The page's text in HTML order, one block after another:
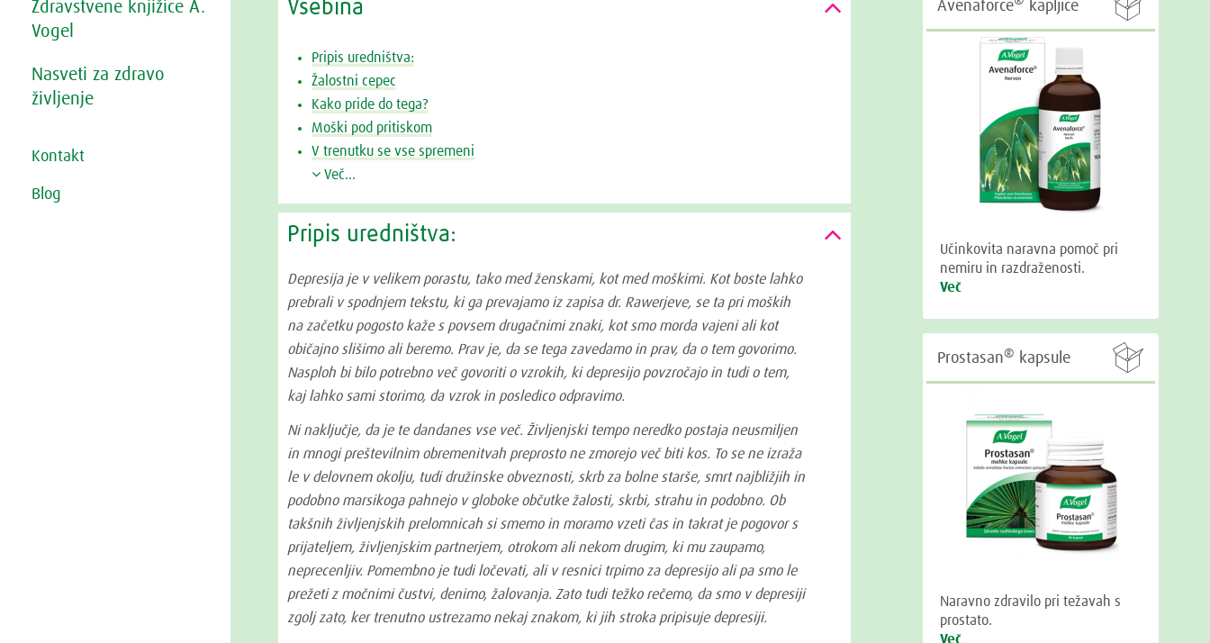
Zdravstvene knjižice A.
Vogel
Nasveti za zdravo
življenje
Kontakt
Blog
Vsebina
Pripis uredništva:
Žalostni cepec
Kako pride do tega?
Moški pod pritiskom
V trenutku se vse spremeni
Več...
Pripis uredništva:
Depresija je v velikem porastu, tako med ženskami, kot med moškimi. Kot boste lahko
prebrali v spodnjem tekstu, ki ga prevajamo iz zapisa dr. Rawerjeve, se ta pri moških
na začetku pogosto kaže s povsem drugačnimi znaki, kot smo morda vajeni ali kot
običajno slišimo ali beremo. Prav je, da se tega zavedamo in prav, da o tem govorimo.
Nasploh bi bilo potrebno več govoriti o vzrokih, ki depresijo povzročajo in tudi o tem,
kaj lahko sami storimo, da vzrok in posledico odpravimo.
Ni naključje, da je te dandanes vse več. Življenjski tempo neredko postaja neusmiljen
in mnogi preštevilnim obremenitvah preprosto ne zmorejo več biti kos. To se ne izraža
le v delovnem okolju, tudi družinske obveznosti, skrb za bolne starše, smrt najbližjih in
podobno marsikoga pahnejo v globoke občutke žalosti, skrbi, strahu in podobno. Ob
takšnih življenjskih prelomnicah si smemo in moramo vzeti čas in takrat je pogovor s
prijateljem, življenjskim partnerjem, otrokom ali nekom drugim, ki mu zaupamo,
neprecenljiv. Pomembno je tudi ločevati, ali v resnici trpimo za depresijo ali pa smo le
prežeti z močnimi čustvi, denimo, žalovanja. Zato tudi težko rečemo, da smo v depresiji
zgolj zato, ker trenutno ustrezamo nekaj znakom, ki jih stroka pripisuje depresiji.
Avenaforce kapljice
Učinkovita naravna pomoč pri
nemiru in razdraženosti.
Več

Prostasan® kapsule
Naravno zdravilo pri težavah s
prostato.
Več